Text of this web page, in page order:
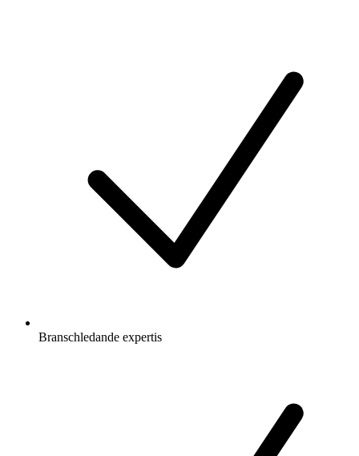
Branschledande expertis